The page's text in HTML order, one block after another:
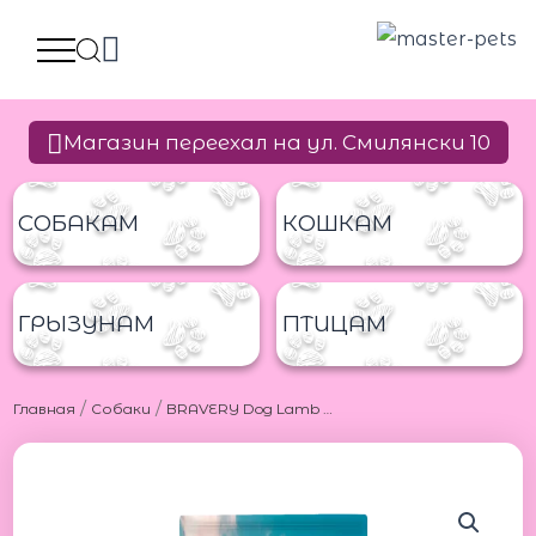
Магазин переехал на ул. Смилянски 10
СОБАКАМ КОШКАМ
ГРЫЗУНАМ ПТИЦАМ
Главная / Собаки / BRAVERY Dog Lamb 7 kg Брейвери беззерновой корм для собак из ягненка 7 кг
Dog